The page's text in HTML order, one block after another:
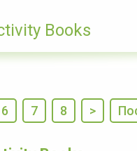
Books
Books
6 7 8 >